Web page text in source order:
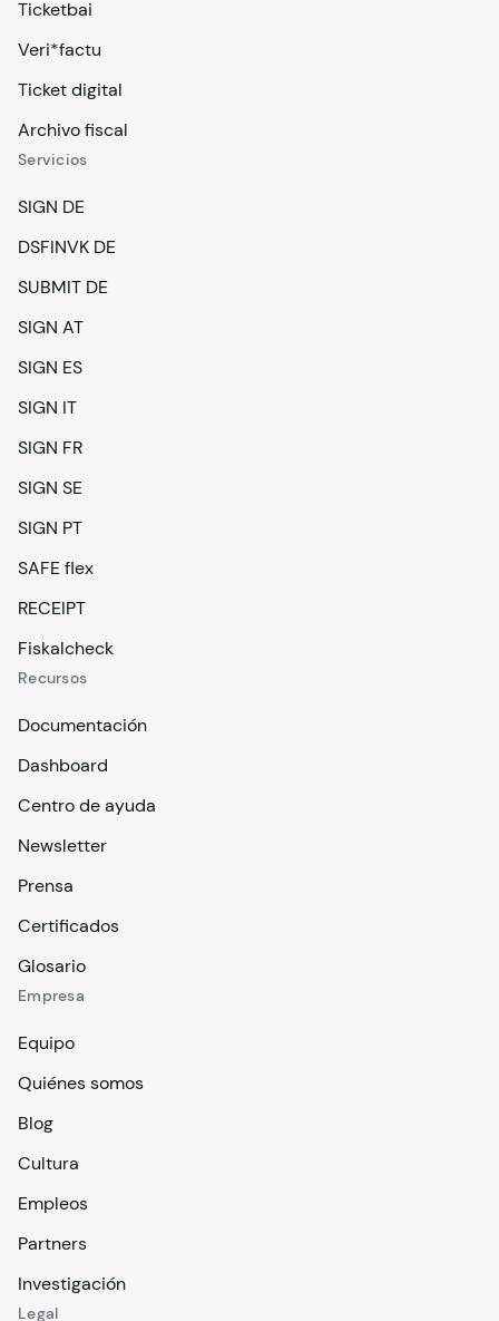
Ticketbai
Veri*factu
Ticket digital
Archivo fiscal
Servicios
SIGN DE
DSFINVK DE
SUBMIT DE
SIGN AT
SIGN ES
SIGN IT
SIGN FR
SIGN SE
SIGN PT
SAFE flex
RECEIPT
Fiskalcheck
Recursos
Documentación
Dashboard
Centro de ayuda
Newsletter
Prensa
Certificados
Glosario
Empresa
Equipo
Quiénes somos
Blog
Cultura
Empleos
Partners
Investigación
Legal